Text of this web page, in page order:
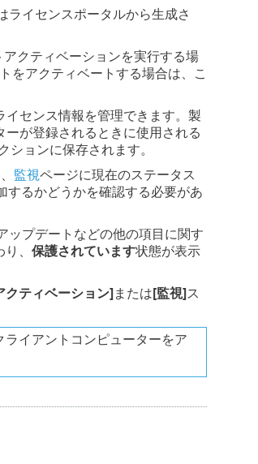
ライセンスポータルから生成さ
クティベーションを実行する場
をアクティベートする場合は、こ
センス情報を管理できます。製
が登録されるときに使用される
ションに保存されます。
監視ページに現在のステータス
るかどうかを確認する必要があ
プデートなどの他の項目に関す
、 保護されています状態が表示
クティベーション]または[監視]ス
ライアントコンピューターをア